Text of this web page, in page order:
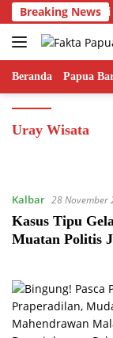
Langsung
ke
konten
Breaking News
Ambisi Koperasi
Beranda Papua
Uray Wisata
Kalbar 28 November
Kasus Tipu
Muatan Politis